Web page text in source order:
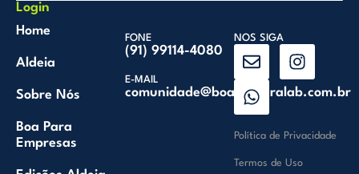
Login
Home
Aldeia
Sobre Nós
Boa Para
Empresas
FONE
(91) 99114-4080
E-MAIL
comunidade@boaventuralab.com.br
NOS SIGA
Política de Privacidade
Termos de Uso